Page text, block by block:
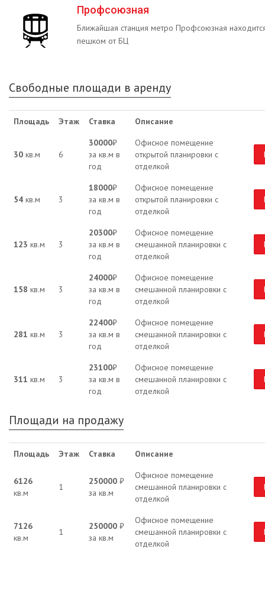
Профсоюзная
Ближайшая станция метро Профсоюзная
пешком от БЦ
Свободные площади в аренду
Площадь Этаж Ставка Описание
30 кв.м 6
30000₽
за кв.м в
год
Офисное помещение
открытой планировки с
отделкой
54 кв.м 3
18000₽
за кв.м в
год
Офисное помещение
открытой планировки с
отделкой
123 кв.м 3
20300₽
за кв.м в
год
Офисное помещение
смешанной планировки с
отделкой
158 кв.м 3
24000₽
за кв.м в
год
Офисное помещение
смешанной планировки с
отделкой
281 кв.м 3
22400₽
за кв.м в
год
Офисное помещение
смешанной планировки с
отделкой
311 кв.м 3
23100₽
за кв.м в
год
Офисное помещение
смешанной планировки с
отделкой
Площади на продажу
Площадь Этаж Ставка Описание
6126
кв.м
1
250000 ₽
за кв.м
Офисное помещение
смешанной планировки с
отделкой
7126
кв.м
1
250000 ₽
за кв.м
Офисное помещение
смешанной планировки с
отделкой